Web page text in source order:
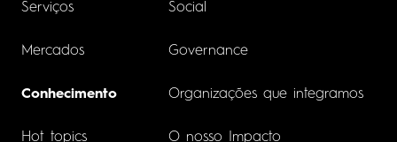
Serviços
Mercados
Conhecimento
Hot topics
Social
Governance
Organizações que integramos
O nosso Impacto